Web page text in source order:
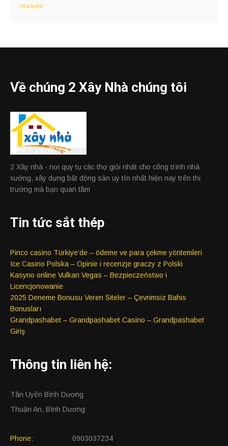
ma kem
Về chúng 2 Xây Nhà chúng tôi
2 Xây nhà - nơi quy tụ các thợ giỏi nhất cho công trình nhà
xưởng, xây dựng bất động sản uy tín nhất hiện nay trên thị
trường mà bạn quan tâm
Tin tức sắt thép
Pinco casino Türkiye’de – ödeme ve para çekme yöntemleri
Ice Casino Polska – Opinie i recenzje graczy z Polski
Kasyno online Vulkan Vegas – Bezpieczeństwo i
Licencjonowanie
2025 Deneme Bonusu Veren Siteler – Çevrimsiz Bahis
Bonusları
Grandpashabet – Grandpashabet Casino – Grandpashabet
Giriş
Thông tin liên hệ:
Tân Uyên Bình Dương
Thuận An, Bình Dương
Phone:
0903037234